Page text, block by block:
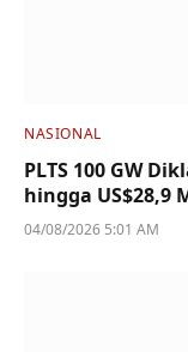
NASIONAL
PLTS 100 GW
hingga US$28,9
04/08/2026 5:01 AM